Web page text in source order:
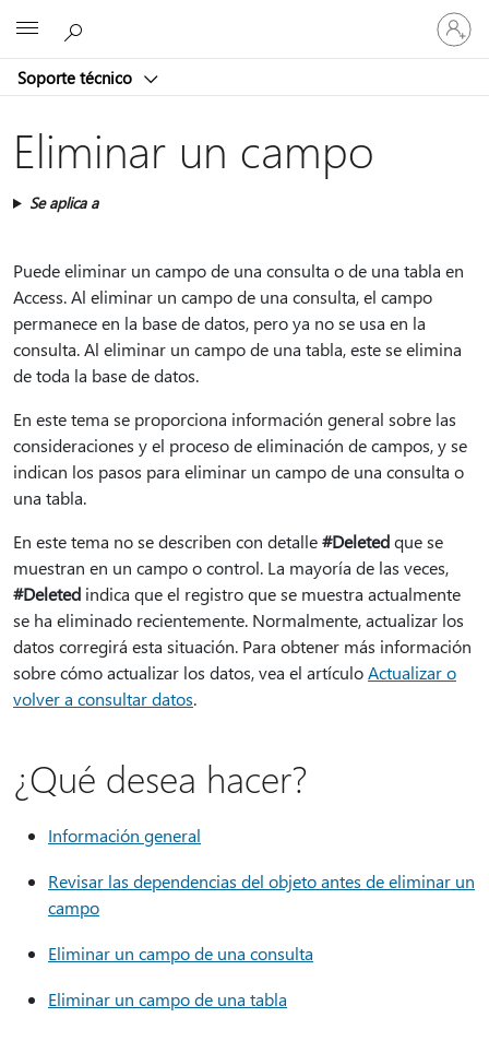
Soporte técnico
Iniciar
sesión
en
cuenta
Eliminar un campo
Se aplica a
Puede eliminar un campo de una consulta o de una tabla en
Access. Al eliminar un campo de una consulta, el campo
permanece en la base de datos, pero ya no se usa en la
consulta. Al eliminar un campo de una tabla, este se elimina
de toda la base de datos.
En este tema se proporciona información general sobre las
consideraciones y el proceso de eliminación de campos, y se
indican los pasos para eliminar un campo de una consulta o
una tabla.
En este tema no se describen con detalle#Deletedque se
muestran en un campo o control. La mayoría de las veces,
#Deleted indica que el registro que se muestra actualmente
se ha eliminado recientemente. Normalmente, actualizar los
datos corregirá esta situación. Para obtener más información
sobre cómo actualizar los datos, vea el artículoActualizar o
volver a consultar datos.
¿Qué desea hacer?
Información general
Revisar las dependencias del objeto antes de eliminar un
campo
Eliminar un campo de una consulta
Eliminar un campo de una tabla